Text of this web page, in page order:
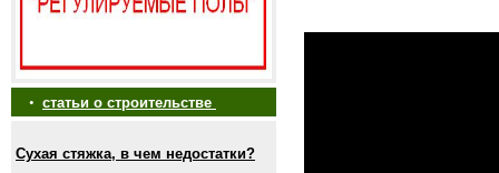
• статьи о строительстве
Сухая стяжка, в чем недостатки?